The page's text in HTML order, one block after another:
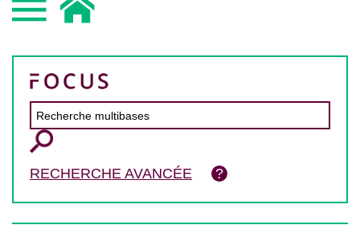
RECHERCHE AVANCÉE